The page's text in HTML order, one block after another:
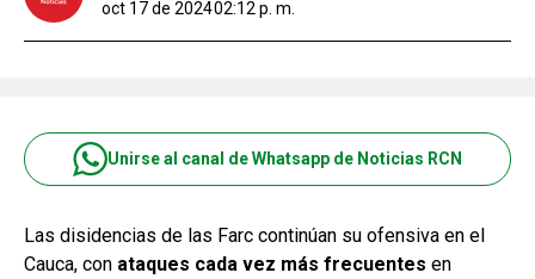
oct 17 de 202402:12 p. m.
Unirse al canal de Whatsapp de Noticias RCN
Las disidencias de las Farc continúan su ofensiva en el
Cauca, con ataques cada vez más frecuentes en